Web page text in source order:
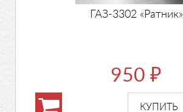
ГАЗ-3302 «Ратник»
950 ₽